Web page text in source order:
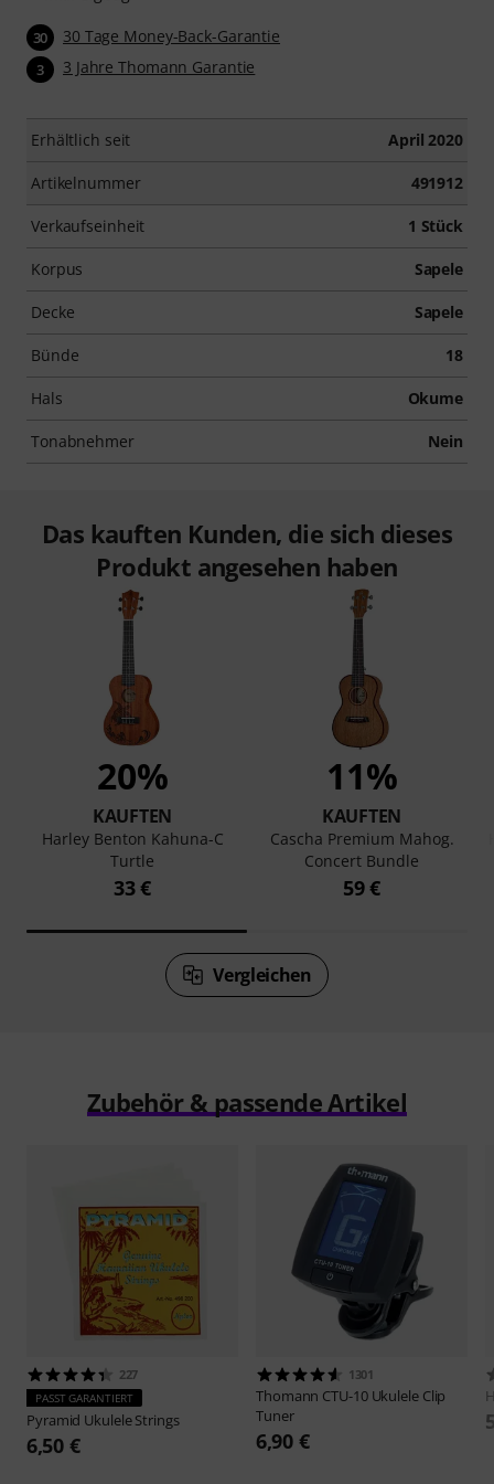
30 30 Tage Money-Back-Garantie
3 3 Jahre Thomann Garantie
Erhältlich seit April 2020
Artikelnummer 491912
Verkaufseinheit 1 Stück
Korpus Sapele
Decke Sapele
Bünde 18
Hals Okume
Tonabnehmer Nein
Das kauften Kunden, die sich dieses
Produkt angesehen haben
20%
KAUFTEN
Harley Benton Kahuna-C
Turtle
33 €
11%
KAUFTEN
Cascha Premium Mahog.
Concert Bundle
59 €
Vergleichen
Zubehör & passende Artikel
227
PASST GARANTIERT
Pyramid Ukulele Strings
6,50 €
1301
Thomann CTU-10 Ukulele Clip
Tuner
6,90 €